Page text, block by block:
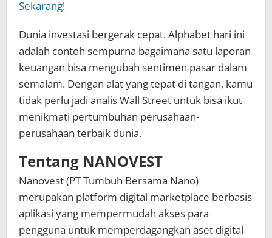
Sekarang!
Dunia investasi bergerak cepat. Alphabet hari ini
adalah contoh sempurna bagaimana satu laporan
keuangan bisa mengubah sentimen pasar dalam
semalam. Dengan alat yang tepat di tangan, kamu
tidak perlu jadi analis Wall Street untuk bisa ikut
menikmati pertumbuhan perusahaan-
perusahaan terbaik dunia.
Tentang NANOVEST
Nanovest (PT Tumbuh Bersama Nano)
merupakan platform digital marketplace berbasis
aplikasi yang mempermudah akses para
pengguna untuk memperdagangkan aset digital